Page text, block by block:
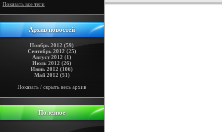
Показать все теги
Архив новостей
Ноябрь 2012 (59)
Сентябрь 2012 (25)
Август 2012 (1)
Июль 2012 (26)
Июнь 2012 (106)
Май 2012 (51)
Показать / скрыть весь архив
Полезное